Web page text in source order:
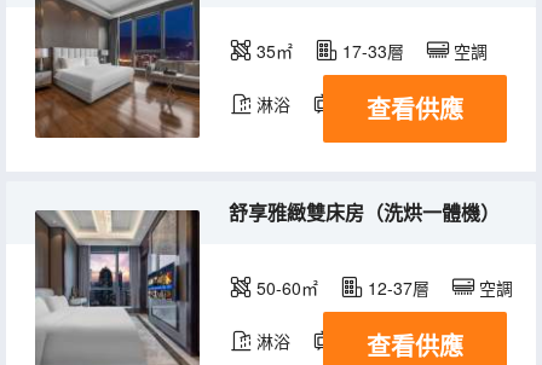
35㎡ 17-33層 空調
淋浴 電視機 冰箱
查看供應
舒享雅緻雙床房（洗烘一體機）
50-60㎡ 12-37層 空調
淋浴 電視機 冰箱
查看供應